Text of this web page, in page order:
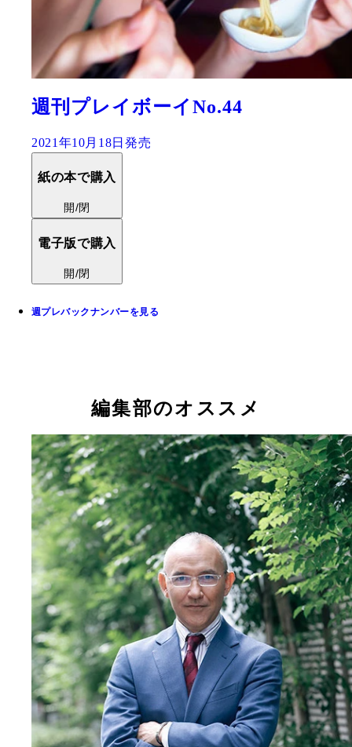
週刊プレイボーイNo.44
2021年10月18日発売
紙の本で購入
開/閉
電子版で購入
開/閉
週プレバックナンバーを見る
編集部のオススメ